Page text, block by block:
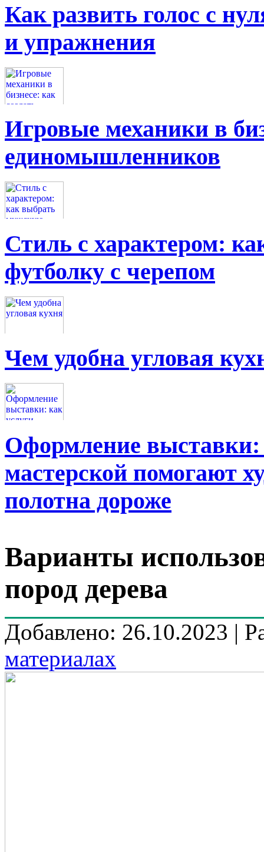
Как развить голос с
и упражнения
Игровые механики в
единомышленников
Стиль с характером:
футболку с черепом
Чем удобна угловая
Оформление выставки:
мастерской помогают
полотна дороже
Варианты
пород дерева
Добавлено: 26.10.2023 |
материалах